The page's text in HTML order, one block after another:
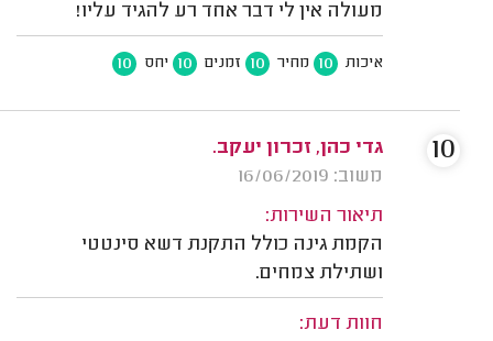
מעולה אין לי דבר אחד רע להגיד עליו!
איכות 10 מחיר 10 זמנים 10 יחס 10
גדי כהן, זכרון יעקב.
משוב: 16/06/2019
תיאור השירות:
הקמת גינה כולל התקנת דשא סינטטי
ושתילת צמחים.
חוות דעת:
10